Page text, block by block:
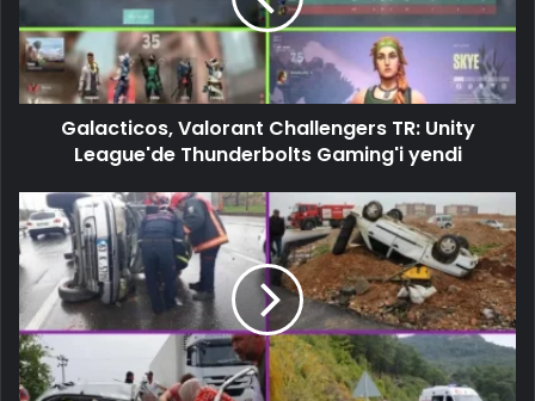
Galacticos, Valorant Challengers TR: Unity
League'de Thunderbolts Gaming'i yendi